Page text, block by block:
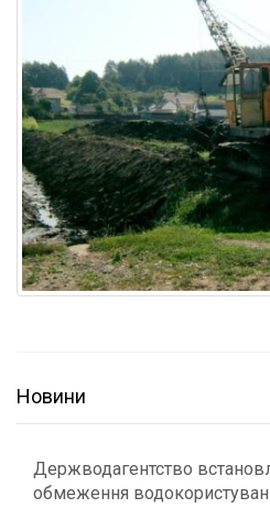
Новини
Держводагентство
обмеження